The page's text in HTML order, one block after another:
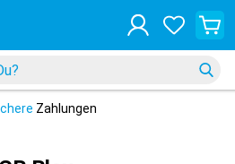
Zahlungen